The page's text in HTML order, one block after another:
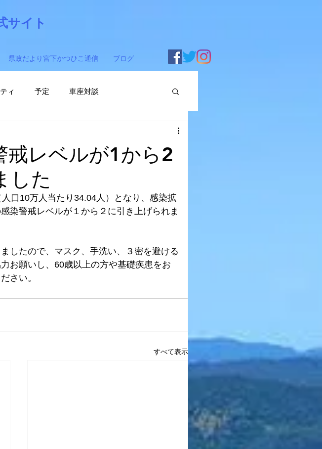
サイト
県政だより宮下かつひこ通信 ブログ
ィ 予定 車座対談
戒レベルが1から2
した
口10万人当たり34.04人）となり、感染拡
染警戒レベルが１から２に引き上げられま
したので、マスク、手洗い、３密を避ける
お願いし、60歳以上の方や基礎疾患をお
さい。
すべて表示